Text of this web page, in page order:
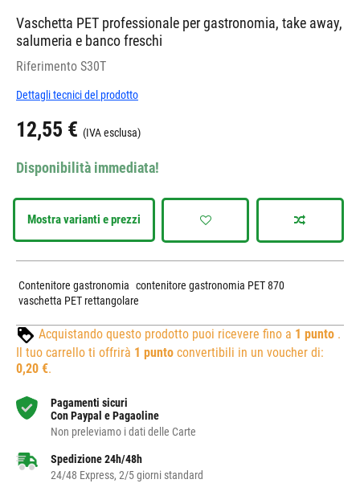
Vaschetta PET professionale per gastronomia, take away,
salumeria e banco freschi
Riferimento S30T
Dettagli tecnici del prodotto
12,55 € (IVA esclusa)
Disponibilità immediata!
Mostra varianti e prezzi
Contenitore gastronomia contenitore gastronomia PET 870
vaschetta PET rettangolare
Acquistando questo prodotto puoi ricevere fino a 1 punto .
Il tuo carrello ti offrirà 1 punto convertibili in un voucher di:
0,20 €.
Pagamenti sicuri
Con Paypal e Pagaoline
Non preleviamo i dati delle Carte
Spedizione 24h/48h
24/48 Express, 2/5 giorni standard